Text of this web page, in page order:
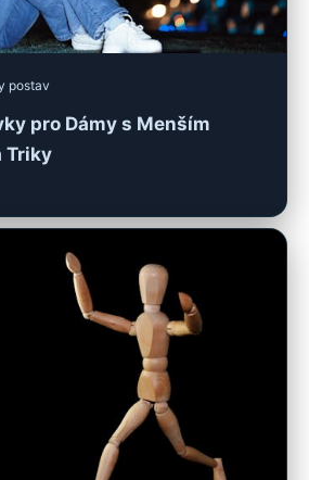
postav
pro Dámy s Menším
Triky